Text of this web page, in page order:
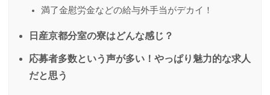
満了金慰労金などの給与外手当がデカイ！
日産京都分室の寮はどんな感じ？
応募者多数という声が多い！やっぱり魅力的な求人
だと思う